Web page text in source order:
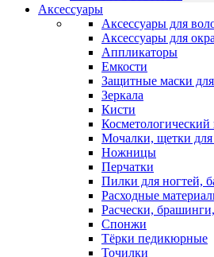
Аксессуары
Аксессуары для
Аксессуары для
Аппликаторы
Емкости
Защитные маски
Зеркала
Кисти
Косметологический
Мочалки, щетки для
Ножницы
Перчатки
Пилки для ногтей,
Расходные
Расчески,
Спонжи
Тёрки педикюрные
Точилки